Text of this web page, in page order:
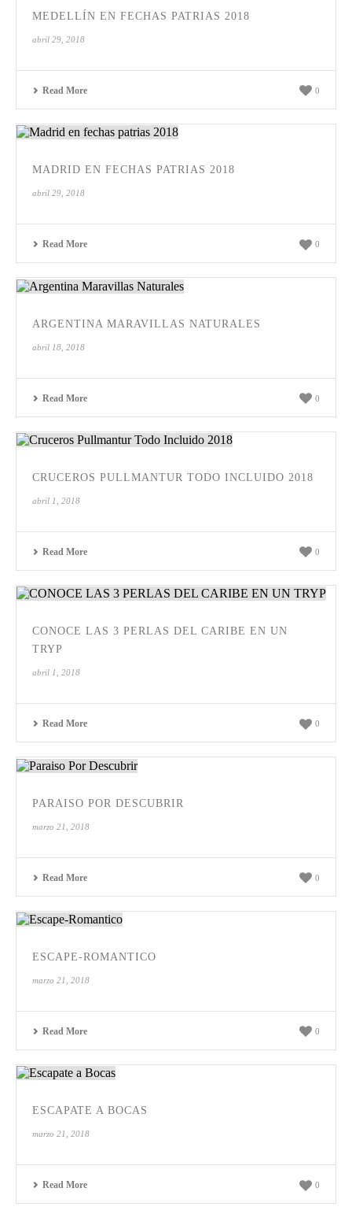
MEDELLÍN EN FECHAS PATRIAS 2018
abril 29, 2018
Read More 0
MADRID EN FECHAS PATRIAS 2018
abril 29, 2018
Read More 0
ARGENTINA MARAVILLAS NATURALES
abril 18, 2018
Read More 0
CRUCEROS PULLMANTUR TODO INCLUIDO 2018
abril 1, 2018
Read More 0
CONOCE LAS 3 PERLAS DEL CARIBE EN UN
TRYP
abril 1, 2018
Read More 0
PARAISO POR DESCUBRIR
marzo 21, 2018
Read More 0
ESCAPE-ROMANTICO
marzo 21, 2018
Read More 0
ESCAPATE A BOCAS
marzo 21, 2018
Read More 0